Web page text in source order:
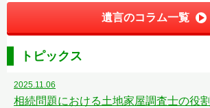
遺言のコラム一覧
トピックス
2025.11.06
相続問題における土地家屋調査士の役割